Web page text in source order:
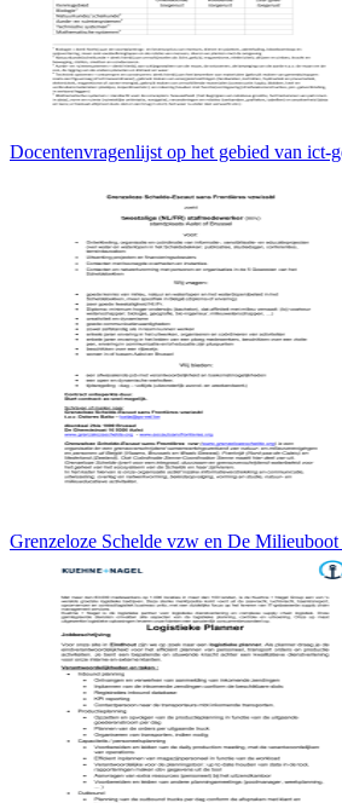
Docentenvragenlijst op het gebied van ict-
Grenzeloze Schelde vzw en De